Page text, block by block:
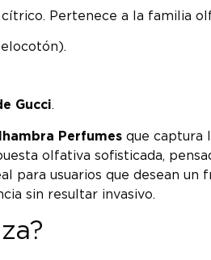
Pertenece a la familia
Gucci.
Perfumes que captura
olfativa sofisticada,
para usuarios que desean
sin resultar invasivo.